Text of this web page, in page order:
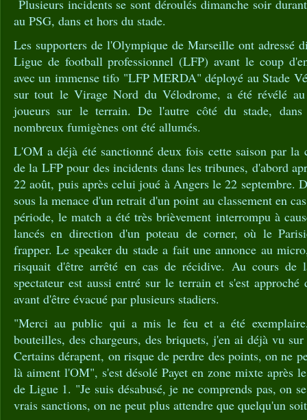
Plusieurs incidents se sont déroulés dimanche soir
au PSG, dans et hors du stade.
Les supporters de l'Olympique de Marseille ont adressé
Ligue de football professionnel (LFP) avant le coup
avec un immense tifo "LFP MERDA" déployé au Stade
sur tout le Virage Nord du Vélodrome, a été révélé
joueurs sur le terrain. De l'autre côté du stade,
nombreux fumigènes ont été allumés.
L'OM a déjà été sanctionné deux fois cette saison par la
de la LFP pour des incidents dans les tribunes, d'abord
22 août, puis après celui joué à Angers le 22 septembre.
sous la menace d'un retrait d'un point au classement en
période, le match a été très brièvement interrompu à
lancés en direction d'un poteau de corner, où le
frapper. Le speaker du stade a fait une annonce au
risquait d'être arrêté en cas de récidive. Au cours de
spectateur est aussi entré sur le terrain et s'est
avant d'être évacué par plusieurs stadiers.
"Merci au public qui a mis le feu et a été
bouteilles, des chargeurs, des briquets, j'en ai déjà vu
Certains dérapent, on risque de perdre des points, on ne
là aiment l'OM", s'est désolé Payet en zone mixte après
de Ligue 1. "Je suis désabusé, je ne comprends pas, on
vrais sanctions, on ne peut plus attendre que quelqu'un